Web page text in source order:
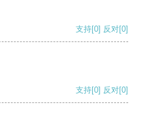
支持[0] 反对[0]
支持[0] 反对[0]